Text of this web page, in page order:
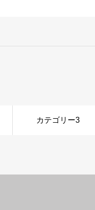
カテゴリー3